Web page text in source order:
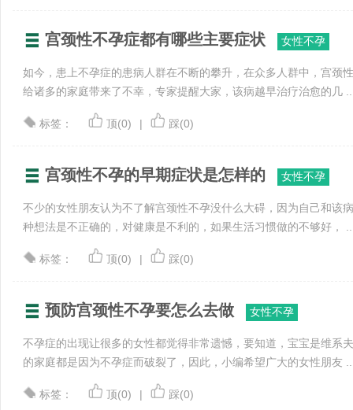
宫颈性不孕症都有哪些主要症状 女性不孕
如今，患上不孕症的患病人群在不断的攀升，在众多人群中，宫颈
给诸多的家庭带来了不幸，专家提醒大家，该病越早治疗治愈的几
标签： 顶(0) | 踩(0)
宫颈性不孕的早期症状是怎样的 女性不孕
不少的女性朋友认为不了解宫颈性不孕没什么大碍，因为自己和该
种想法是不正确的，对健康是不利的，如果生活习惯做的不够好，
标签： 顶(0) | 踩(0)
预防宫颈性不孕要怎么去做 女性不孕
不孕症的出现让很多的女性都觉得非常遗憾，要知道，宝宝是维系
的家庭都是因为不孕症而破裂了，因此，小编希望广大的女性朋友
标签： 顶(0) | 踩(0)